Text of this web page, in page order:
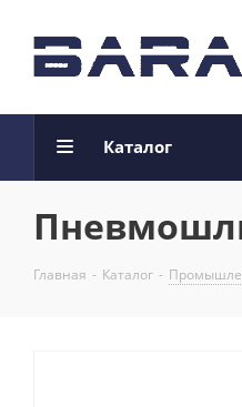
Каталог
Главная - Каталог -